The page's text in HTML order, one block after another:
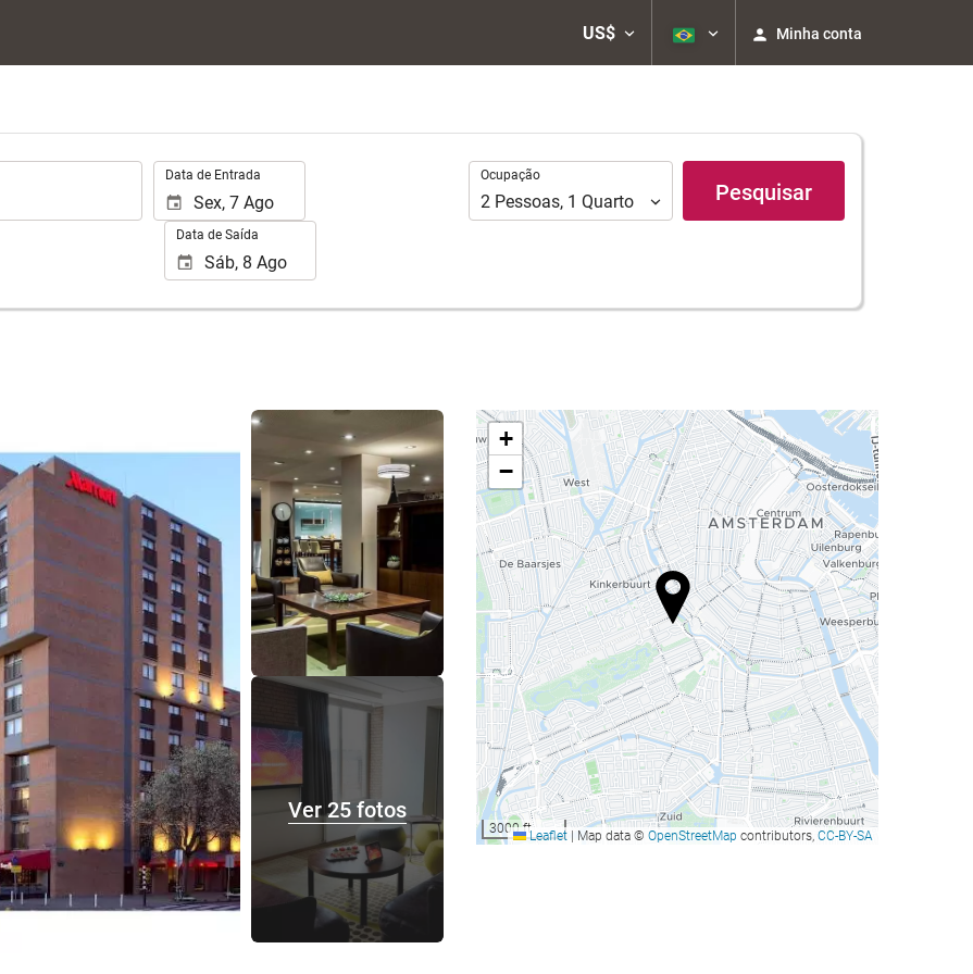
US$ Minha conta
Data de Entrada
Data de Saída
Ocupação
Ocupação
2 Pessoas, 1 Quarto Pesquisar
Ver 25 fotos
+
−
3000 ftLeaflet Map data © OpenStreetMap contributors, CC-BY-SA